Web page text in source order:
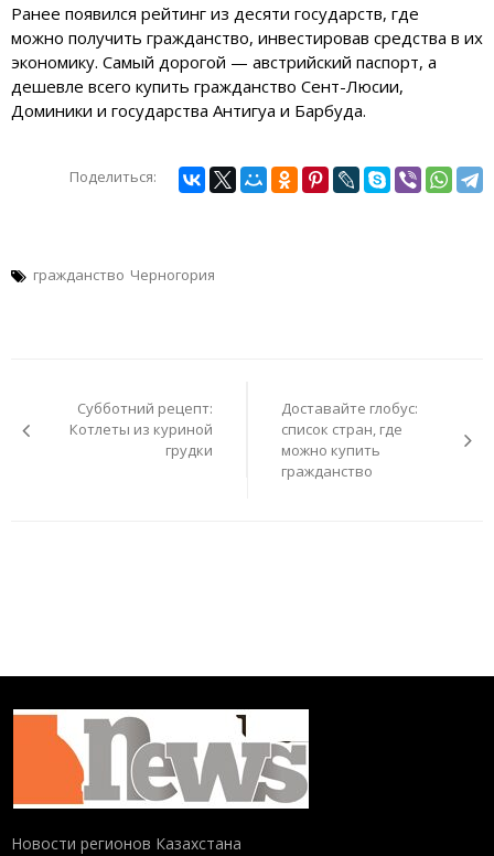
Ранее появился рейтинг из десяти государств, где
можно получить гражданство, инвестировав средства в их
экономику. Самый дорогой — австрийский паспорт, а
дешевле всего купить гражданство Сент-Люсии,
Доминики и государства Антигуа и Барбуда.
Поделиться:
гражданство Черногория
записямСубботний рецепт:
Котлеты из куриной
грудки
Доставайте глобус:
список стран, где
можно купить
гражданство
Новости регионов Казахстана